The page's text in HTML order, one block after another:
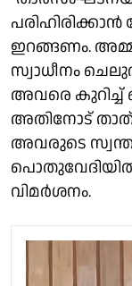
ഇറങ്ങണം.
സ്വാധീനം
അവരെ കുറിച്ച്
അതിനോട്
അവരുടെ
വിമർശനം.